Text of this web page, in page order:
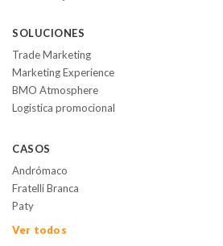
SOLUCIONES
Trade Marketing
Marketing Experience
BMO Atmosphere
Logistica promocional
CASOS
Andrómaco
Fratelli Branca
Paty
Ver todos